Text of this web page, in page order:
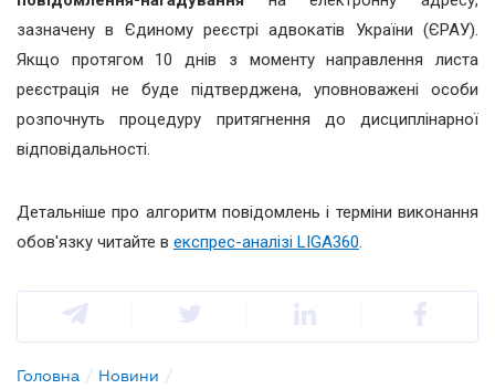
зазначену в Єдиному реєстрі адвокатів України (ЄРАУ).
Якщо протягом 10 днів з моменту направлення листа
реєстрація не буде підтверджена, уповноважені особи
розпочнуть процедуру притягнення до дисциплінарної
відповідальності.
Детальніше про алгоритм повідомлень і терміни виконання
обов'язку читайте в експрес-аналізі LIGA360.
Головна / Новини /